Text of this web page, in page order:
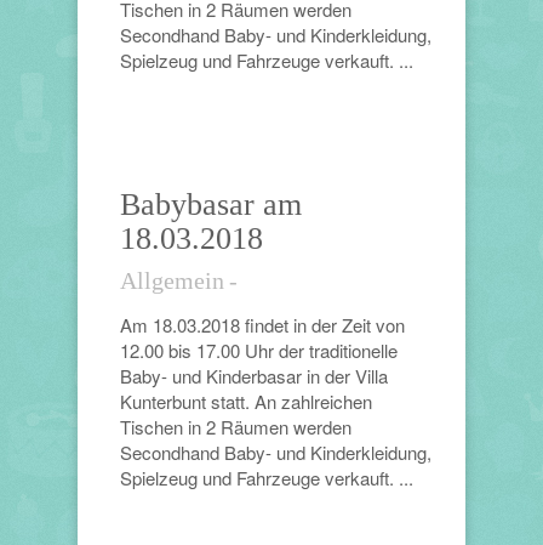
Tischen in 2 Räumen werden
Secondhand Baby- und Kinderkleidung,
Spielzeug und Fahrzeuge verkauft. ...
Babybasar am
18.03.2018
Allgemein -
Am 18.03.2018 findet in der Zeit von
12.00 bis 17.00 Uhr der traditionelle
Baby- und Kinderbasar in der Villa
Kunterbunt statt. An zahlreichen
Tischen in 2 Räumen werden
Secondhand Baby- und Kinderkleidung,
Spielzeug und Fahrzeuge verkauft. ...